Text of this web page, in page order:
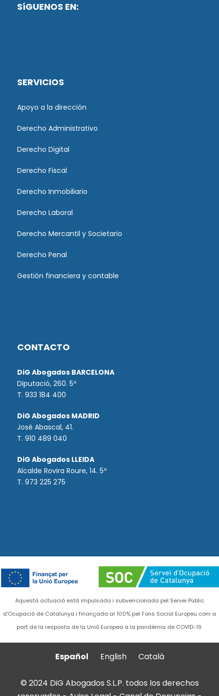
SíGUENOS EN:
SERVICIOS
Apoyo a la dirección
Derecho Administrativo
Derecho Digital
Derecho Fiscal
Derecho Inmobiliario
Derecho Laboral
Derecho Mercantil y Societario
Derecho Penal
Gestión financiera y contable
CONTACTO
DiG Abogados BARCELONA
Diputació, 260. 5º
T. 933 184 400
DiG Abogados MADRID
José Abascal, 41.
T. 910 489 040
DiG Abogados LLEIDA
Alcalde Rovira Roure, 14. 5º
T. 973 225 275
Aquesta actuació està impulsada i subvencionada pel Servei Públic
d'Ocupació de Catalunya i finançada al 100% pel Fons Social Europeu com a
part de la resposta de la Unió Europea a la pandèmia de COVID-19.
Español English Català
© 2024 DiG Abogados S.L.P. todos los derechos